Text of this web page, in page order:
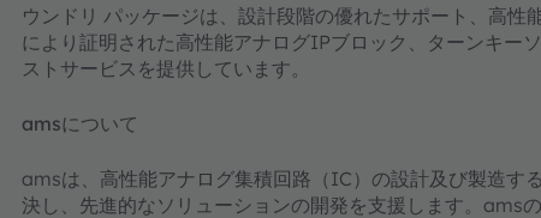
ウンドリ パッケージは、設計段階の優れたサポート、高性
により証明された高性能アナログIPブロック、ターンキー
ストサービスを提供しています。
amsについて
amsは、高性能アナログ集積回路（IC）の設計及び製造す
決し、先進的なソリューションの開発を支援します。ams